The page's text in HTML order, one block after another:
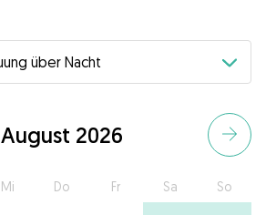
August 2026
Mi Do Fr Sa So